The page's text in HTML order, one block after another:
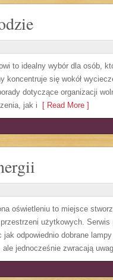
to idealny wybór dla osób,
koncentruje się wokół
dotyczące organizacji
jak i [ Read More ]
oświetleniu to miejsce
użytkowych.
odpowiednio dobrane
jednocześnie zwracają